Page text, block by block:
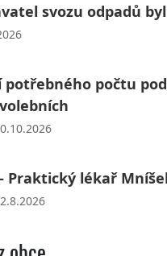
svozu odpadů
potřebného počtu
Praktický lékař